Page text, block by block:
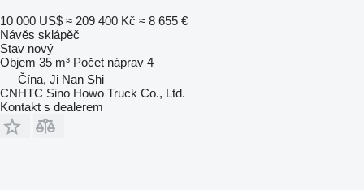
10 000 US$ ≈ 209 400 Kč ≈ 8 655 €
Návěs sklápěč
Stav nový
Objem 35 m³ Počet náprav 4
Čína, Ji Nan Shi
CNHTC Sino Howo Truck Co., Ltd.
Kontakt s dealerem